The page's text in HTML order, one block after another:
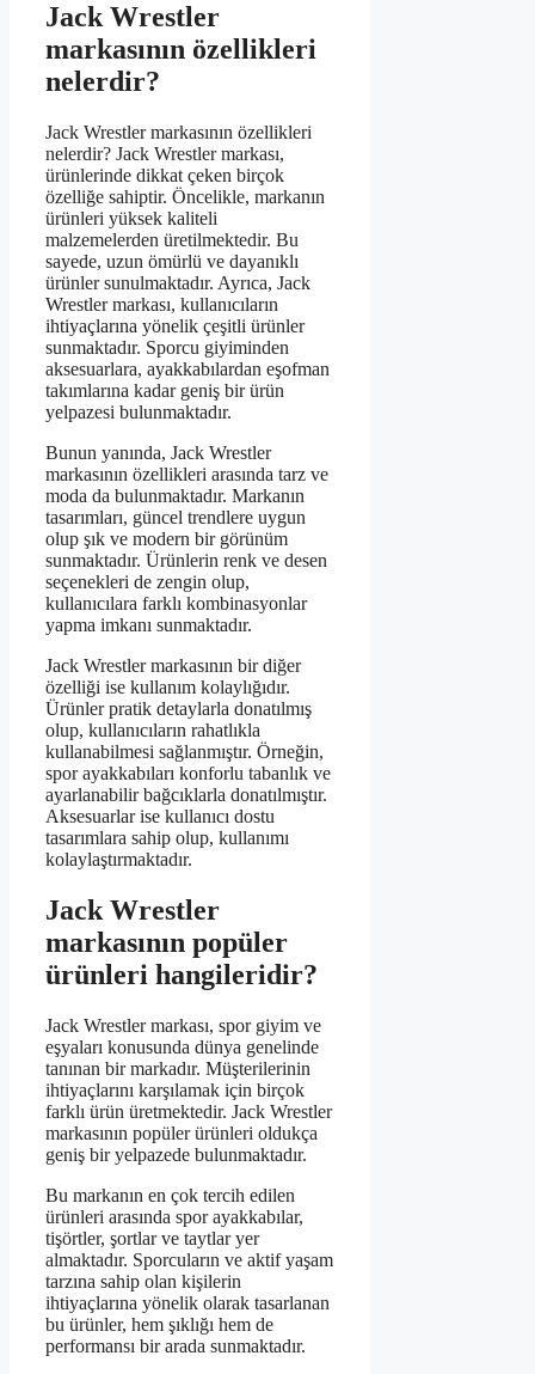
Jack Wrestler
markasının özellikleri
nelerdir?
Jack Wrestler markasının özellikleri
nelerdir? Jack Wrestler markası,
ürünlerinde dikkat çeken birçok
özelliğe sahiptir. Öncelikle, markanın
ürünleri yüksek kaliteli
malzemelerden üretilmektedir. Bu
sayede, uzun ömürlü ve dayanıklı
ürünler sunulmaktadır. Ayrıca, Jack
Wrestler markası, kullanıcıların
ihtiyaçlarına yönelik çeşitli ürünler
sunmaktadır. Sporcu giyiminden
aksesuarlara, ayakkabılardan eşofman
takımlarına kadar geniş bir ürün
yelpazesi bulunmaktadır.
Bunun yanında, Jack Wrestler
markasının özellikleri arasında tarz ve
moda da bulunmaktadır. Markanın
tasarımları, güncel trendlere uygun
olup şık ve modern bir görünüm
sunmaktadır. Ürünlerin renk ve desen
seçenekleri de zengin olup,
kullanıcılara farklı kombinasyonlar
yapma imkanı sunmaktadır.
Jack Wrestler markasının bir diğer
özelliği ise kullanım kolaylığıdır.
Ürünler pratik detaylarla donatılmış
olup, kullanıcıların rahatlıkla
kullanabilmesi sağlanmıştır. Örneğin,
spor ayakkabıları konforlu tabanlık ve
ayarlanabilir bağcıklarla donatılmıştır.
Aksesuarlar ise kullanıcı dostu
tasarımlara sahip olup, kullanımı
kolaylaştırmaktadır.
Jack Wrestler
markasının popüler
ürünleri hangileridir?
Jack Wrestler markası, spor giyim ve
eşyaları konusunda dünya genelinde
tanınan bir markadır. Müşterilerinin
ihtiyaçlarını karşılamak için birçok
farklı ürün üretmektedir. Jack Wrestler
markasının popüler ürünleri oldukça
geniş bir yelpazede bulunmaktadır.
Bu markanın en çok tercih edilen
ürünleri arasında spor ayakkabılar,
tişörtler, şortlar ve taytlar yer
almaktadır. Sporcuların ve aktif yaşam
tarzına sahip olan kişilerin
ihtiyaçlarına yönelik olarak tasarlanan
bu ürünler, hem şıklığı hem de
performansı bir arada sunmaktadır.